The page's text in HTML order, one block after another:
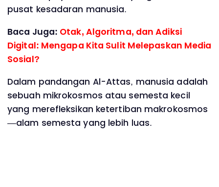
pusat kesadaran manusia.
Baca Juga: Otak, Algoritma, dan Adiksi
Digital: Mengapa Kita Sulit Melepaskan Media
Sosial?
Dalam pandangan Al-Attas, manusia adalah
sebuah mikrokosmos atau semesta kecil
yang merefleksikan ketertiban makrokosmos
—alam semesta yang lebih luas.